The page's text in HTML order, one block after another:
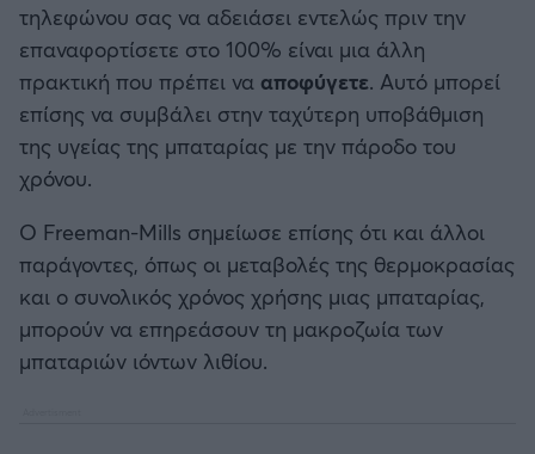
τηλεφώνου σας να αδειάσει εντελώς πριν την
επαναφορτίσετε στο 100% είναι μια άλλη
πρακτική που πρέπει να αποφύγετε. Αυτό μπορεί
επίσης να συμβάλει στην ταχύτερη υποβάθμιση
της υγείας της μπαταρίας με την πάροδο του
χρόνου.
Ο Freeman-Mills σημείωσε επίσης ότι και άλλοι
παράγοντες, όπως οι μεταβολές της θερμοκρασίας
και ο συνολικός χρόνος χρήσης μιας μπαταρίας,
μπορούν να επηρεάσουν τη μακροζωία των
μπαταριών ιόντων λιθίου.